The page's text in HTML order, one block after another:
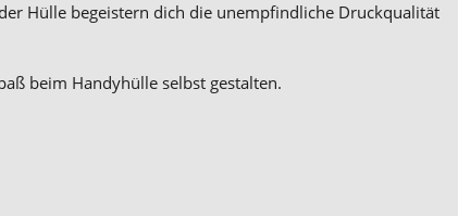
Hülle begeistern dich die unempfindliche Druckqualität
beim Handyhülle selbst gestalten.